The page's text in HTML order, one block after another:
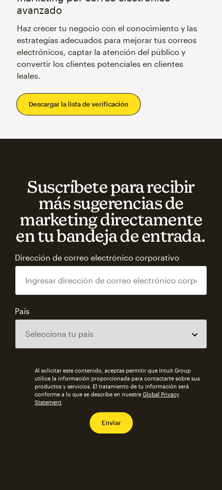
avanzado
Haz crecer tu negocio con el conocimiento y las
estrategias adecuados para mejorar tus correos
electrónicos, captar la atención del público y
convertir los clientes potenciales en clientes
leales.
Descargar la lista de verificación
Suscríbete para recibir
más sugerencias de
marketing directamente
en tu bandeja de entrada.
Dirección de correo electrónico corporativo
País
Al solicitar este contenido, aceptas permitir que Intuit Group
utilice la información proporcionada para contactarte sobre sus
productos y servicios. El tratamiento de tu información será
conforme a lo que se describe en nuestra Global Privacy
Statement